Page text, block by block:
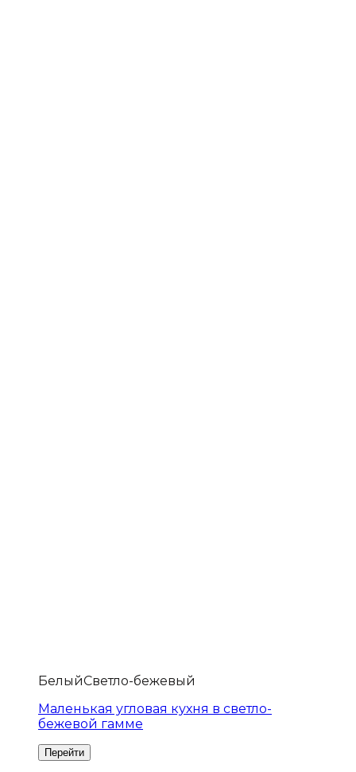
БелыйСветло-бежевый
Маленькая угловая кухня в светло-
бежевой гамме